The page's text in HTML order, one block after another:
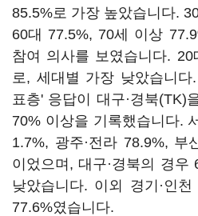
85.5%로 가장 높았습니다.
60대 77.5%, 70세 이상
참여 의사를 보였습니다.
로, 세대별 가장 낮았습니
표층' 응답이 대구·경북(TK)
70% 이상을 기록했습니다.
1.7%, 광주·전라 78.9%, 부
이었으며, 대구·경북의 경우
낮았습니다. 이외 경기·인천
77.6%였습니다.